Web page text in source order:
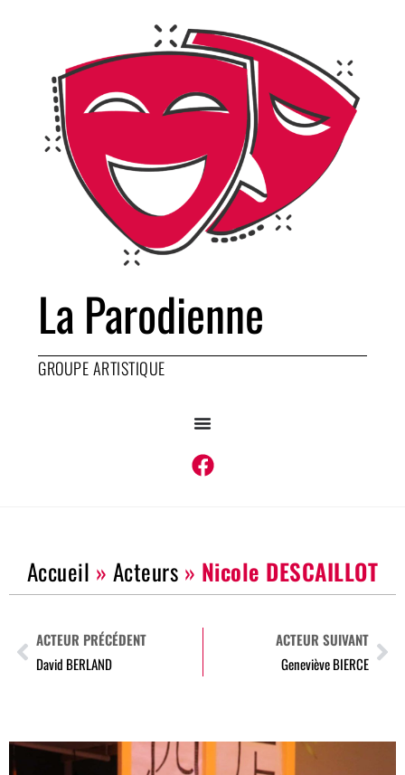
La Parodienne
GROUPE ARTISTIQUE
Accueil » Acteurs » Nicole DESCAILLOT
ACTEUR PRÉCÉDENT
David BERLAND
ACTEUR SUIVANT
Geneviève BIERCE